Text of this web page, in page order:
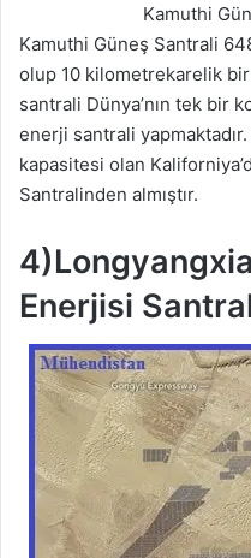
Kamuthi
Kamuthi Güneş Santrali
olup 10 kilometrekarelik bir
santrali Dünya’nın tek bir
enerji santrali
kapasitesi olan
Santralinden almıştır.
Enerjisi